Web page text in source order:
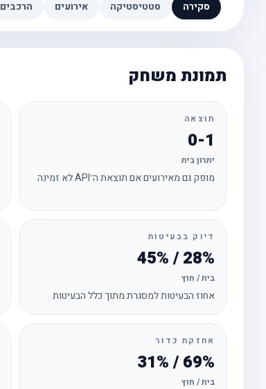
סקירה סטטיסטיקה אירועים הרכבים
תמונת משחק
תוצאה
0-1
יתרון בית
מופק גם מאירועים אם תוצאת ה־API לא זמינה
דיוק בבעיטות
28% / 45%
בית / חוץ
אחוז הבעיטות למסגרת מתוך כלל הבעיטות
אחזקת כדור
69% / 31%
בית / חוץ